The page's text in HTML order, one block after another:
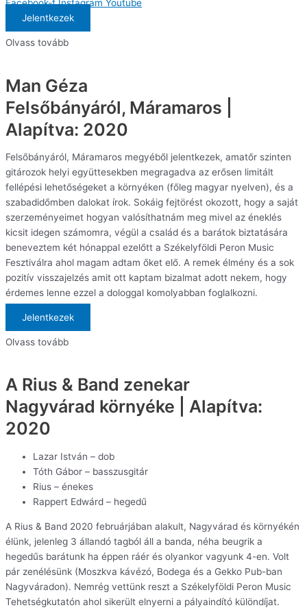
Facebook-f Instagram Youtube
Jelentkezek
Olvass tovább
Man Géza
Felsőbányáról, Máramaros |
Alapítva: 2020
Felsőbányáról, Máramaros megyéből jelentkezek, amatőr szinten
gitározok helyi együttesekben megragadva az erősen limitált
fellépési lehetőségeket a környéken (főleg magyar nyelven), és a
szabadidőmben dalokat írok. Sokáig fejtörést okozott, hogy a saját
szerzeményeimet hogyan valósíthatnám meg mivel az éneklés
kicsit idegen számomra, végül a család és a barátok biztatására
beneveztem két hónappal ezelőtt a Székelyföldi Peron Music
Fesztiválra ahol magam adtam őket elő. A remek élmény és a sok
pozitív visszajelzés amit ott kaptam bizalmat adott nekem, hogy
érdemes lenne ezzel a dologgal komolyabban foglalkozni.
Jelentkezek
Olvass tovább
A Rius & Band zenekar
Nagyvárad környéke | Alapítva:
2020
Lazar István – dob
Tóth Gábor – basszusgitár
Rius – énekes
Rappert Edwárd – hegedű
A Rius & Band 2020 februárjában alakult, Nagyvárad és környékén
élünk, jelenleg 3 állandó tagból áll a banda, néha beugrik a
hegedűs barátunk ha éppen ráér és olyankor vagyunk 4-en. Volt
pár zenélésünk (Moszkva kávézó, Bodega és a Gekko Pub-ban
Nagyváradon). Nemrég vettünk reszt a Székelyföldi Peron Music
Tehetségkutatón ahol sikerült elnyerni a pályaindító különdíjat.